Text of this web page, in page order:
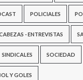
POLICIALES
- ENTREVISTAS
SINDICALES SOCIEDAD
Y GOLES